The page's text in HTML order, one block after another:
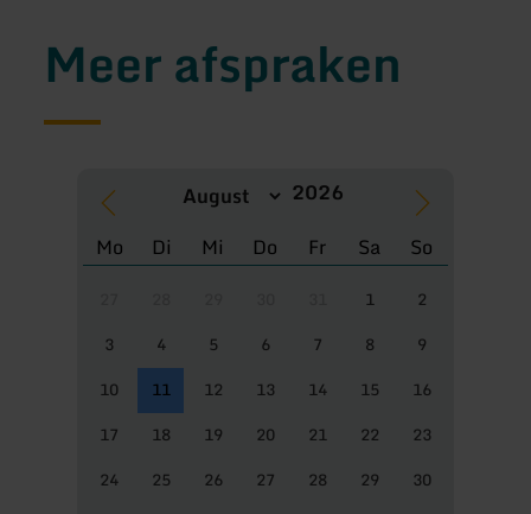
Meer afspraken
Mo Di Mi Do Fr Sa So
1
2
3
4 5 6 7 8
9
10
11 12 13 14 15
16
17
18 19 20 21 22
23
24
25 26 27 28 29
30